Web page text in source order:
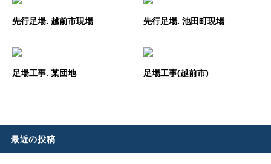
先行足場. 越前市現場 先行足場. 池田町現場
足場工事. 某団地 足場工事(越前市)
最近の投稿